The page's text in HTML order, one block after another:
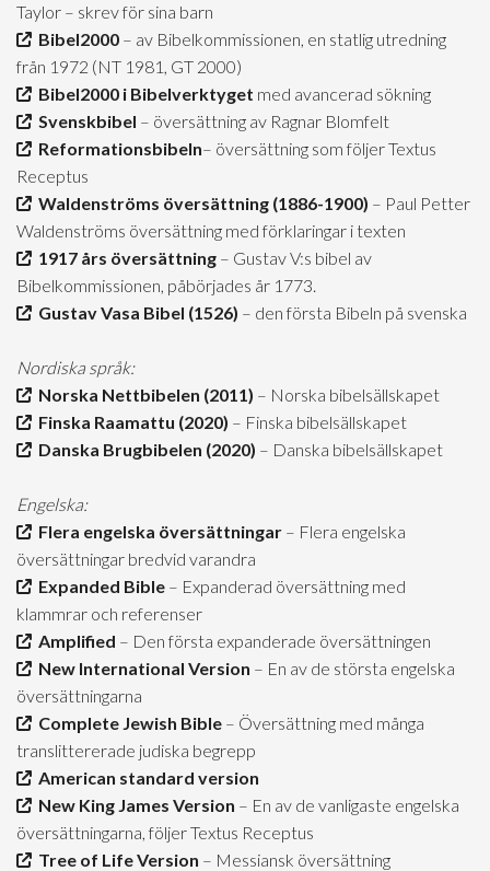
Taylor – skrev för sina barn
Bibel2000 – av Bibelkommissionen, en statlig utredning
från 1972 (NT 1981, GT 2000)
Bibel2000 i Bibelverktyget med avancerad sökning
Svenskbibel – översättning av Ragnar Blomfelt
Reformationsbibeln– översättning som följer Textus
Receptus
Waldenströms översättning (1886-1900) – Paul Petter
Waldenströms översättning med förklaringar i texten
1917 års översättning – Gustav V:s bibel av
Bibelkommissionen, påbörjades år 1773.
Gustav Vasa Bibel (1526) – den första Bibeln på svenska
Nordiska språk:
Norska Nettbibelen (2011) – Norska bibelsällskapet
Finska Raamattu (2020) – Finska bibelsällskapet
Danska Brugbibelen (2020) – Danska bibelsällskapet
Engelska:
Flera engelska översättningar – Flera engelska
översättningar bredvid varandra
Expanded Bible – Expanderad översättning med
klammrar och referenser
Amplified – Den första expanderade översättningen
New International Version – En av de största engelska
översättningarna
Complete Jewish Bible – Översättning med många
translittererade judiska begrepp
American standard version
New King James Version – En av de vanligaste engelska
översättningarna, följer Textus Receptus
Tree of Life Version – Messiansk översättning